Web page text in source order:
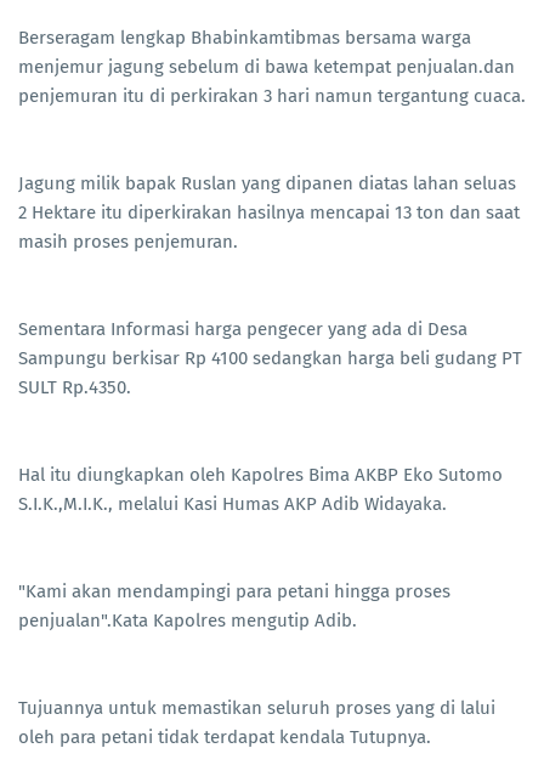
Berseragam lengkap Bhabinkamtibmas bersama warga
menjemur jagung sebelum di bawa ketempat penjualan.dan
penjemuran itu di perkirakan 3 hari namun tergantung cuaca.
Jagung milik bapak Ruslan yang dipanen diatas lahan seluas
2 Hektare itu diperkirakan hasilnya mencapai 13 ton dan saat
masih proses penjemuran.
Sementara Informasi harga pengecer yang ada di Desa
Sampungu berkisar Rp 4100 sedangkan harga beli gudang PT
SULT Rp.4350.
Hal itu diungkapkan oleh Kapolres Bima AKBP Eko Sutomo
S.I.K.,M.I.K., melalui Kasi Humas AKP Adib Widayaka.
"Kami akan mendampingi para petani hingga proses
penjualan".Kata Kapolres mengutip Adib.
Tujuannya untuk memastikan seluruh proses yang di lalui
oleh para petani tidak terdapat kendala Tutupnya.